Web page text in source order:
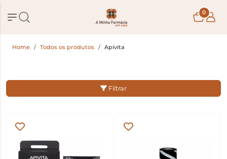
0
Home Todos os produtos Apivita
Filtrar